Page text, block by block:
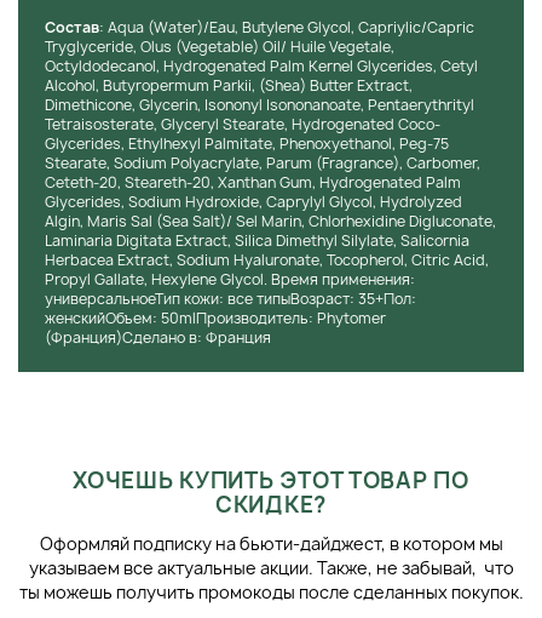
Способ применения:
Небольшое количество крема равномерно распределить
по предварительно очищенной, тонизированной коже
лица и шеи. Дать впитаться.
Состав: Aqua (Water)/Eau, Butylene Glycol, Capriylic/Capric
Tryglyceride, Olus (Vegetable) Oil/ Huile Vegetale,
Octyldodecanol, Hydrogenated Palm Kernel Glycerides, Cetyl
Alcohol, Butyropermum Parkii, (Shea) Butter Extract,
Dimethicone, Glycerin, Isononyl Isononanoate, Pentaerythrityl
Tetraisosterate, Glyceryl Stearate, Hydrogenated Coco-
Glycerides, Ethylhexyl Palmitate, Phenoxyethanol, Peg-75
Stearate, Sodium Polyacrylate, Parum (Fragrance), Carbomer,
Ceteth-20, Steareth-20, Xanthan Gum, Hydrogenated Palm
Glycerides, Sodium Hydroxide, Caprylyl Glycol, Hydrolyzed
Algin, Maris Sal (Sea Salt)/ Sel Marin, Chlorhexidine Digluconate,
Laminaria Digitata Extract, Silica Dimethyl Silylate, Salicornia
Herbacea Extract, Sodium Hyaluronate, Tocopherol, Citric Acid,
Propyl Gallate, Hexylene Glycol. Время применения:
универсальноеТип кожи: все типыВозраст: 35+Пол:
женскийОбъем: 50mlПроизводитель: Phytomer
(Франция)Сделано в: Франция
ХОЧЕШЬ КУПИТЬ ЭТОТ ТОВАР ПО
СКИДКЕ?
Оформляй подписку на бьюти-дайджест, в котором мы
указываем все актуальные акции. Также, не забывай, что
ты можешь получить промокоды после сделанных покупок.